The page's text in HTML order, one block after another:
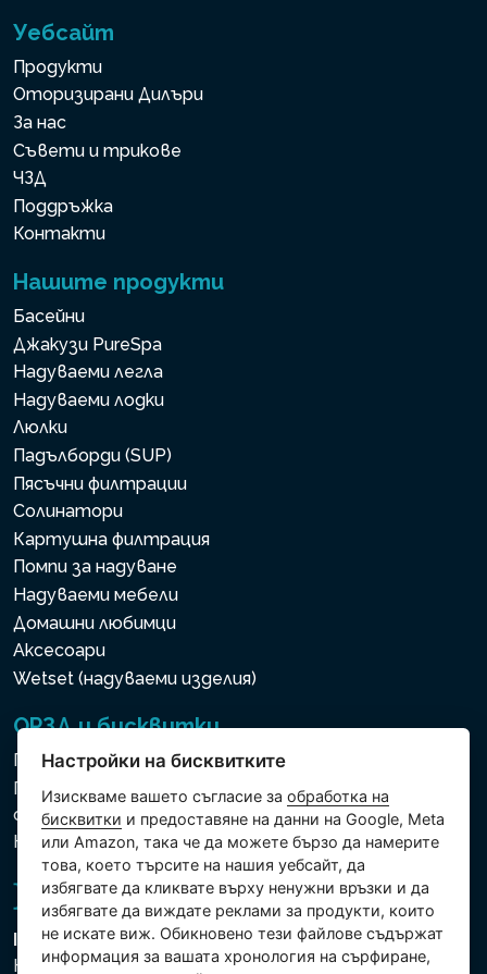
Уебсайт
Продукти
Оторизирани Дилъри
За нас
Съвети и трикове
ЧЗД
Поддръжка
Контакти
Нашите продукти
Басейни
Джакузи PureSpa
Надуваеми легла
Надуваеми лодки
Люлки
Падълборди (SUP)
Пясъчни филтрации
Солинатори
Картушна филтрация
Помпи за надуване
Надуваеми мебели
Домашни любимци
Аксесоари
Wetset (надуваеми изделия)
ОРЗД и бисквитки
Политика за използване на бисквитки
Политика за защита на личните и други
обработвани данни
Настройки на бисквитките
Intex Trading, s.r.o.
Hradecká 2526/3
Настройки на бисквитките
Изискваме вашето съгласие заобработка на
бисквитки и предоставяне на данни на Google, Meta
или Amazon, така че да можете бързо да намерите
това, което търсите на нашия уебсайт, да
избягвате да кликвате върху ненужни връзки и да
избягвате да виждате реклами за продукти, които
не искате виж. Обикновено тези файлове съдържат
информация за вашата хронология на сърфиране,